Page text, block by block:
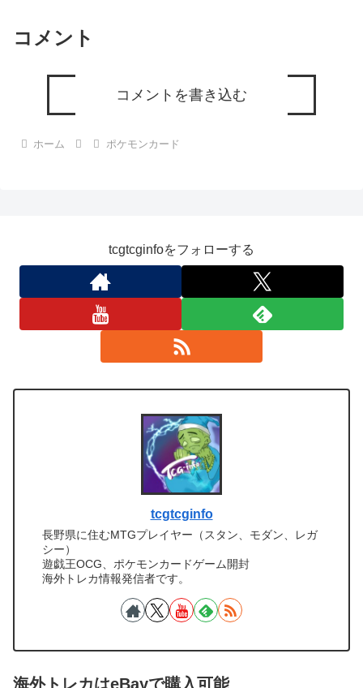
コメント
コメントを書き込む
ホーム ポケモンカード
tcgtcginfoをフォローする
tcgtcginfo
長野県に住むMTGプレイヤー（スタン、モダン、レガ
シー）
遊戯王OCG、ポケモンカードゲーム開封
海外トレカ情報発信者です。
海外トレカはeBayで購入可能